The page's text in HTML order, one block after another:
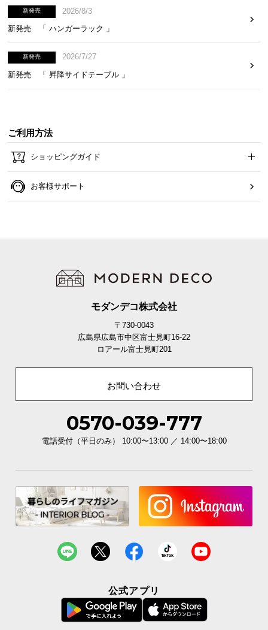
新発売
2026/8/3
新発売 「 ハンガーラック 」
新発売
2026/7/27
新発売 「 昇降サイドテーブル 」
ご利用方法
ショッピングガイド
お客様サポート
モダンデコ株式会社
〒730-0043
広島県広島市中区富士見町16-22
ロアール富士見町201
お問い合わせ
0570-039-777
電話受付（平日のみ） 10:00〜13:00 ／ 14:00〜18:00
公式アプリ